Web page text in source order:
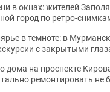
в окнах: жителей
город по ретро-
в темноте: в
с закрытыми
дома на проспекте
ремонтировать не